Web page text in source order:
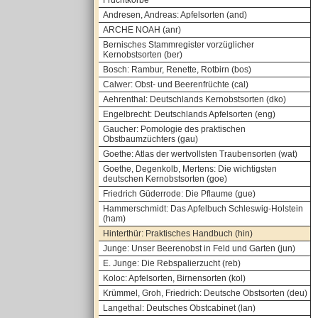
Andresen, Andreas: Apfelsorten (and)
ARCHE NOAH (anr)
Bernisches Stammregister vorzüglicher
Kernobstsorten (ber)
Bosch: Rambur, Renette, Rotbirn (bos)
Calwer: Obst- und Beerenfrüchte (cal)
Aehrenthal: Deutschlands Kernobstsorten (dko)
Engelbrecht: Deutschlands Apfelsorten (eng)
Gaucher: Pomologie des praktischen
Obstbaumzüchters (gau)
Goethe: Atlas der wertvollsten Traubensorten (wat)
Goethe, Degenkolb, Mertens: Die wichtigsten
deutschen Kernobstsorten (goe)
Friedrich Güderrode: Die Pflaume (gue)
Hammerschmidt: Das Apfelbuch Schleswig-Holstein
(ham)
Hinterthür: Praktisches Handbuch (hin)
Junge: Unser Beerenobst in Feld und Garten (jun)
E. Junge: Die Rebspalierzucht (reb)
Koloc: Apfelsorten, Birnensorten (kol)
Krümmel, Groh, Friedrich: Deutsche Obstsorten (deu)
Langethal: Deutsches Obstcabinet (lan)